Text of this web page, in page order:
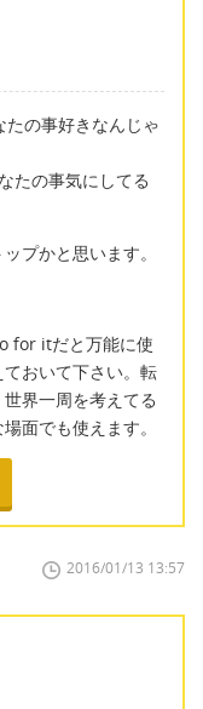
の事好きなんじゃ
たの事気にしてる
プかと思います。
for itだと万能に使
おいて下さい。転
界一周を考えてる
面でも使えます。
2016/01/13 13:57